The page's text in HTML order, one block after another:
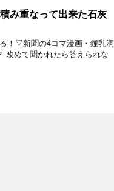
み重なって出来た石灰
！▽新聞の4コマ漫画・鍾乳洞
改めて聞かれたら答えられな